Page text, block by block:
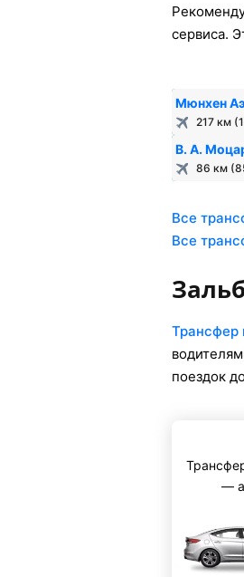
сервиса.
Мюнхен
217 км
В. А.
86 км
Все
Все
Трансфер
поездок
—